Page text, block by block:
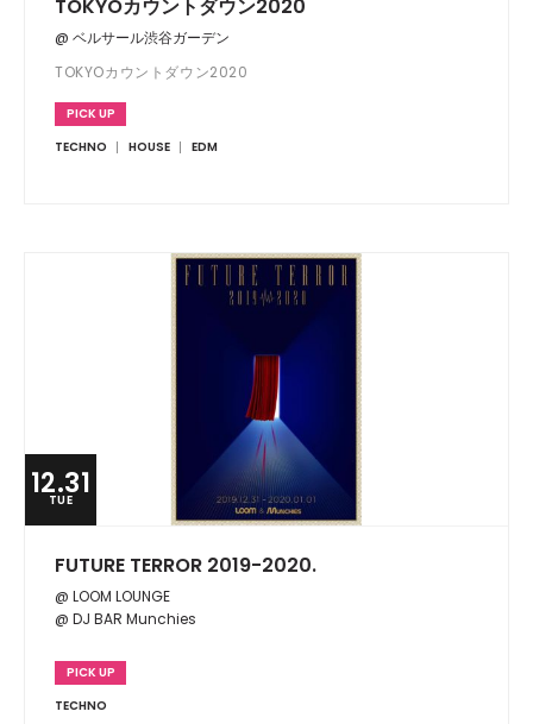
TOKYOカウントダウン2020
@ ベルサール渋谷ガーデン
TOKYOカウントダウン2020
PICK UP
TECHNO
HOUSE EDM
12.31
TUE
FUTURE TERROR 2019-2020.
@ LOOM LOUNGE
@ DJ BAR Munchies
PICK UP
TECHNO